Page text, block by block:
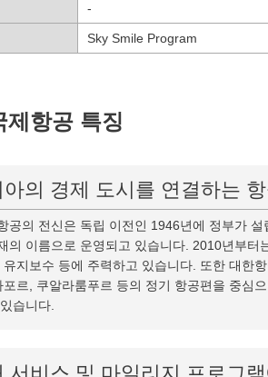
-
Sky Smile Program
제항공 특징
아의 경제 도시를 연결하는
공의 전신은 독립 이전인 1946년에 정부가
의 이름으로 운영되고 있습니다. 2010년부
유지보수 등에 주력하고 있습니다. 또한 대한
포르, 쿠알라룸푸르 등의 정기 항공편을 중심
습니다.